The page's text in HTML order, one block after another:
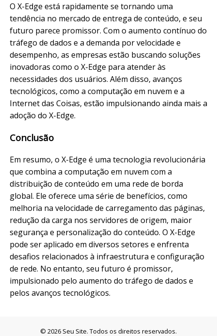
O X-Edge está rapidamente se tornando uma
tendência no mercado de entrega de conteúdo, e seu
futuro parece promissor. Com o aumento contínuo do
tráfego de dados e a demanda por velocidade e
desempenho, as empresas estão buscando soluções
inovadoras como o X-Edge para atender às
necessidades dos usuários. Além disso, avanços
tecnológicos, como a computação em nuvem e a
Internet das Coisas, estão impulsionando ainda mais a
adoção do X-Edge.
Conclusão
Em resumo, o X-Edge é uma tecnologia revolucionária
que combina a computação em nuvem com a
distribuição de conteúdo em uma rede de borda
global. Ele oferece uma série de benefícios, como
melhoria na velocidade de carregamento das páginas,
redução da carga nos servidores de origem, maior
segurança e personalização do conteúdo. O X-Edge
pode ser aplicado em diversos setores e enfrenta
desafios relacionados à infraestrutura e configuração
de rede. No entanto, seu futuro é promissor,
impulsionado pelo aumento do tráfego de dados e
pelos avanços tecnológicos.
© 2026 Seu Site. Todos os direitos reservados.